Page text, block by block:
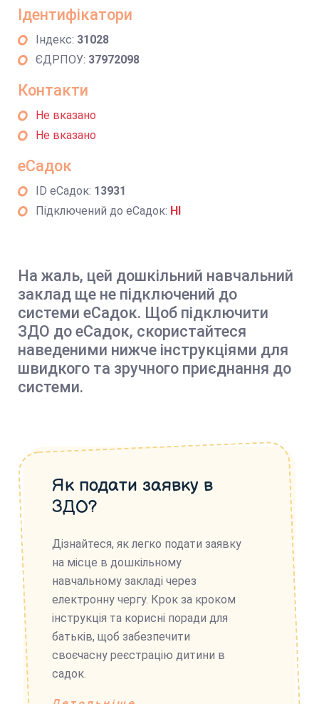
Ідентифікатори
Індекс: 31028
ЄДРПОУ: 37972098
Контакти
Не вказано
Не вказано
еСадок
ID еСадок: 13931
Підключений до еСадок: НІ
На жаль, цей дошкільний навчальний
заклад ще не підключений до
системи еСадок. Щоб підключити
ЗДО до еСадок, скористайтеся
наведеними нижче інструкціями для
швидкого та зручного приєднання до
системи.
Як подати заявку в
ЗДО?
Дізнайтеся, як легко подати заявку
на місце в дошкільному
навчальному закладі через
електронну чергу. Крок за кроком
інструкція та корисні поради для
батьків, щоб забезпечити
своєчасну реєстрацію дитини в
садок.